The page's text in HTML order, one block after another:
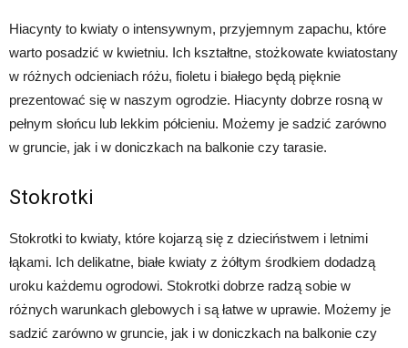
Hiacynty to kwiaty o intensywnym, przyjemnym zapachu, które
warto posadzić w kwietniu. Ich kształtne, stożkowate kwiatostany
w różnych odcieniach różu, fioletu i białego będą pięknie
prezentować się w naszym ogrodzie. Hiacynty dobrze rosną w
pełnym słońcu lub lekkim półcieniu. Możemy je sadzić zarówno
w gruncie, jak i w doniczkach na balkonie czy tarasie.
Stokrotki
Stokrotki to kwiaty, które kojarzą się z dzieciństwem i letnimi
łąkami. Ich delikatne, białe kwiaty z żółtym środkiem dodadzą
uroku każdemu ogrodowi. Stokrotki dobrze radzą sobie w
różnych warunkach glebowych i są łatwe w uprawie. Możemy je
sadzić zarówno w gruncie, jak i w doniczkach na balkonie czy